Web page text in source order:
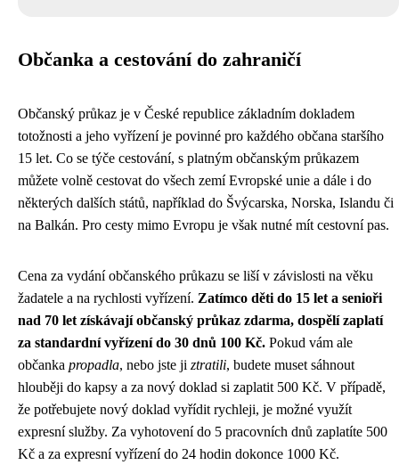
Občanka a cestování do zahraničí
Občanský průkaz je v České republice základním dokladem
totožnosti a jeho vyřízení je povinné pro každého občana staršího
15 let. Co se týče cestování, s platným občanským průkazem
můžete volně cestovat do všech zemí Evropské unie a dále i do
některých dalších států, například do Švýcarska, Norska, Islandu či
na Balkán. Pro cesty mimo Evropu je však nutné mít cestovní pas.
Cena za vydání občanského průkazu se liší v závislosti na věku
žadatele a na rychlosti vyřízení. Zatímco děti do 15 let a senioři
nad 70 let získávají občanský průkaz zdarma, dospělí zaplatí
za standardní vyřízení do 30 dnů 100 Kč. Pokud vám ale
občanka propadla, nebo jste ji ztratili, budete muset sáhnout
hlouběji do kapsy a za nový doklad si zaplatit 500 Kč. V případě,
že potřebujete nový doklad vyřídit rychleji, je možné využít
expresní služby. Za vyhotovení do 5 pracovních dnů zaplatíte 500
Kč a za expresní vyřízení do 24 hodin dokonce 1000 Kč.